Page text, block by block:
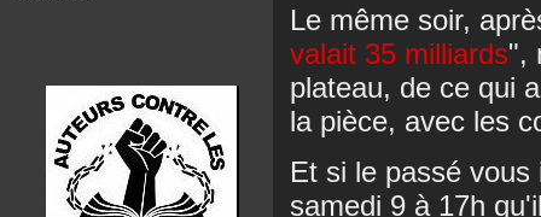
Le même soir,
valait 35 milliards",
plateau, de ce qui
la pièce, avec les
Et si le passé
samedi 9 à 17h